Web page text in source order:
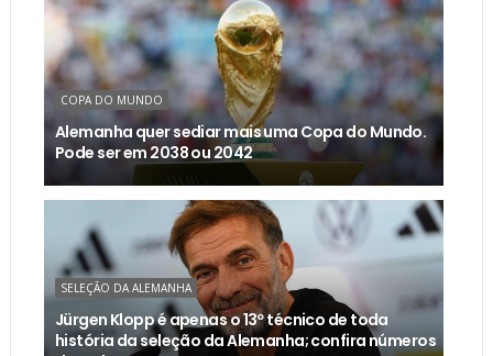
COPA DO MUNDO
Alemanha quer sediar mais uma Copa do Mundo.
Pode ser em 2038 ou 2042
SELEÇÃO DA ALEMANHA
Jürgen Klopp é apenas o 13º técnico de toda
história da seleção da Alemanha; confira números